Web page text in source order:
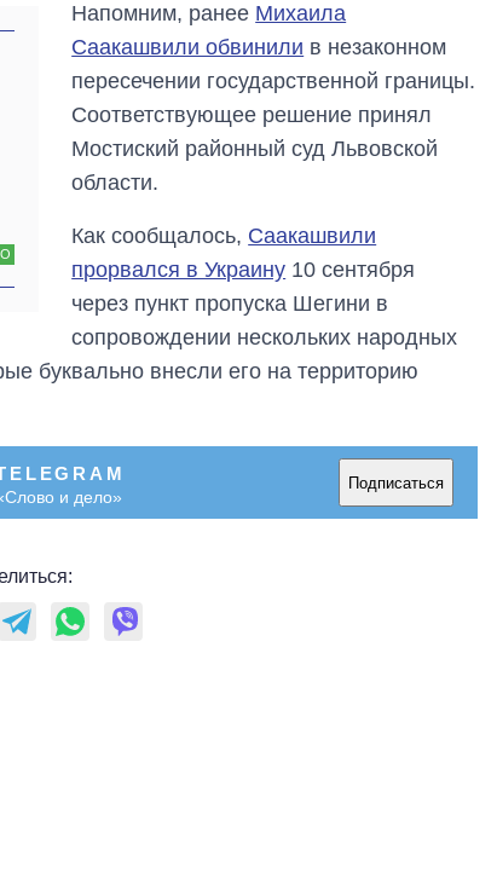
Напомним, ранее Михаила
Саакашвили обвинили в незаконном
пересечении государственной границы.
Соответствующее решение принял
Мостиский районный суд Львовской
области.
Как сообщалось, Саакашвили
прорвался в Украину 10 сентября
через пункт пропуска Шегини в
сопровождении нескольких народных
буквально внесли его на территорию
и дело»
Подписаться
Как изменился
бюджет
Министерства
обороны за 13 лет
войны с россией